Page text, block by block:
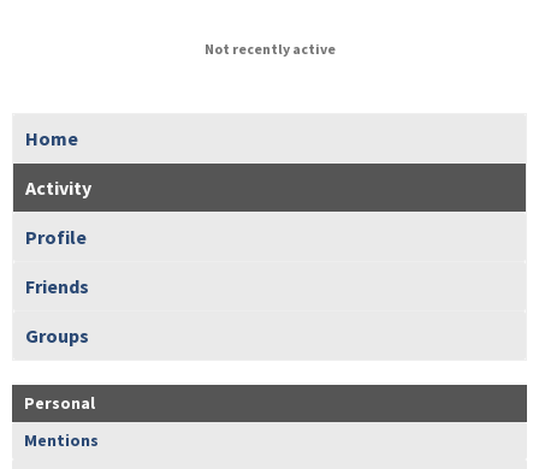
Not recently active
Home
Activity
Profile
Friends
Groups
Personal
Mentions